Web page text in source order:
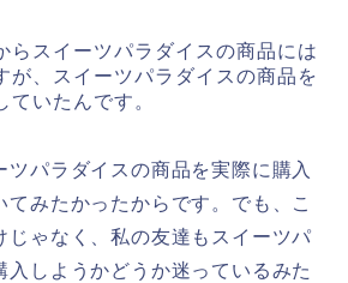
らスイーツパラダイスの商品には
が、スイーツパラダイスの商品を
ていたんです。
ツパラダイスの商品を実際に購入
てみたかったからです。でも、こ
じゃなく、私の友達もスイーツパ
入しようかどうか迷っているみた